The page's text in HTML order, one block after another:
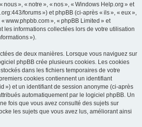
e
», « notre », « nos », « Windows Help.org » et
forums ») et phpBB (ci-après « ils », « eux »,
www.phpbb.com », « phpBB Limited » et
les informations collectées lors de votre utilisation
»).
de deux manières. Lorsque vous naviguez sur
phpBB crée plusieurs cookies. Les cookies
dans les fichiers temporaires de votre
cookies contiennent un identifiant
») et un identifiant de session anonyme (ci-après
automatiquement par le logiciel phpBB. Un
fois que vous avez consulté des sujets sur
les sujets que vous avez lus, améliorant ainsi